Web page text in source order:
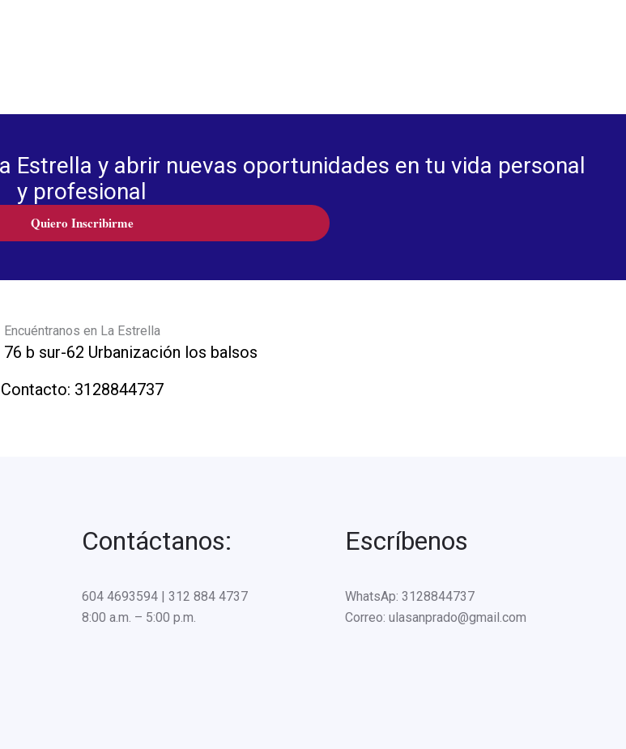
Estrella y abrir nuevas oportunidades en tu vida personal
y profesional
Quiero Inscribirme
Encuéntranos en La Estrella
b sur-62 Urbanización los balsos
Contacto: 3128844737
Contáctanos:
604 4693594 | 312 884 4737
8:00 a.m. – 5:00 p.m.
Escríbenos
WhatsAp: 3128844737
Correo: ulasanprado@gmail.com